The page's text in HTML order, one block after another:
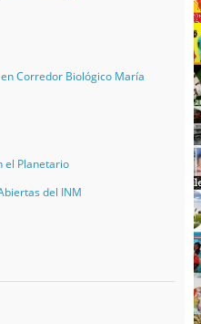
Corredor Biológico María
el Planetario
del INM